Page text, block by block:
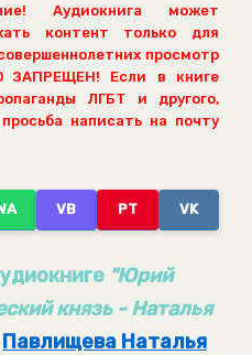
Аудиокнига может
контент только для
просмотр
ЗАПРЕЩЕН! Если в книге
ЛГБТ и другого,
написать на почту
VB PT VK
"Юрий
князь - Наталья
Павлищева Наталья